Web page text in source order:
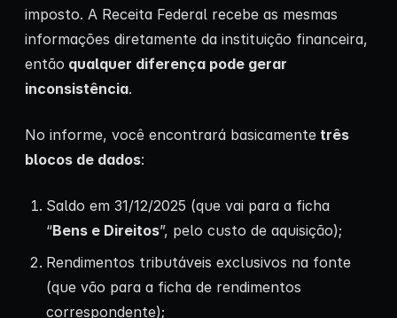
imposto. A Receita Federal recebe as mesmas
informações diretamente da instituição financeira,
então qualquer diferença pode gerar
inconsistência.
No informe, você encontrará basicamente três
blocos de dados:
Saldo em 31/12/2025 (que vai para a ficha
“Bens e Direitos”, pelo custo de aquisição);
Rendimentos tributáveis exclusivos na fonte
(que vão para a ficha de rendimentos
correspondente);